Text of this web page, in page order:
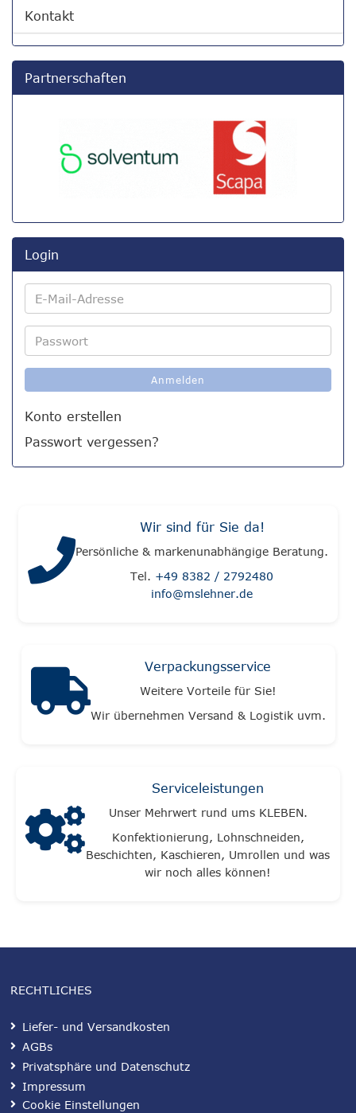
Kontakt
Partnerschaften
Login
E-
Mail-
Passwort
Anmelden
Konto erstellen
Passwort vergessen?
Wir sind für Sie da!
Persönliche & markenunabhängige Beratung.
Tel. +49 8382 / 2792480
info@mslehner.de
Verpackungsservice
Weitere Vorteile für Sie!
Wir übernehmen Versand & Logistik uvm.
Serviceleistungen
Unser Mehrwert rund ums KLEBEN.
Konfektionierung, Lohnschneiden,
Beschichten, Kaschieren, Umrollen und was
wir noch alles können!
RECHTLICHES
Liefer- und Versandkosten
AGBs
Privatsphäre und Datenschutz
Impressum
Cookie Einstellungen